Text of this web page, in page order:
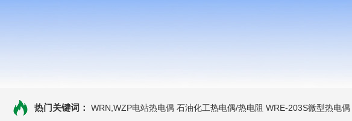
热门关键词： WRN,WZP电站热电偶 石油化工热电偶/热电阻 WRE-203S微型热电偶